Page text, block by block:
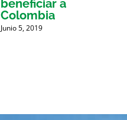
beneficiar a
Colombia
Junio 5, 2019